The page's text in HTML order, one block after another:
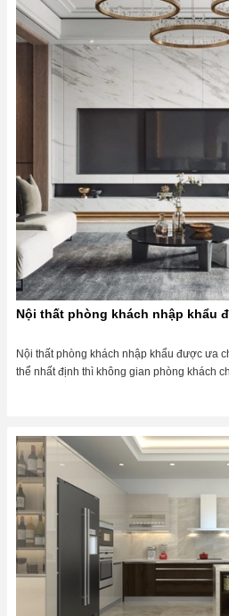
Nội thất phòng khách nhập khẩu
Nội thất phòng khách nhập khẩu được ưa
thể nhất định thì không gian phòng khách